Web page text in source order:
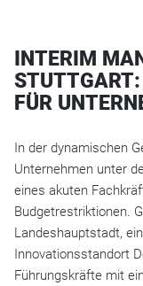
INTERIM
STUTTGART:
FÜR
In der dynamischen
Unternehmen unter
eines akuten
Budgetrestriktionen.
Landeshauptstadt,
Innovationsstandort
Führungskräfte mit